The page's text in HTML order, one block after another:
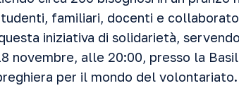
familiari, docenti e
iniziativa di solidarietà,
novembre, alle 20:00, presso la
per il mondo del